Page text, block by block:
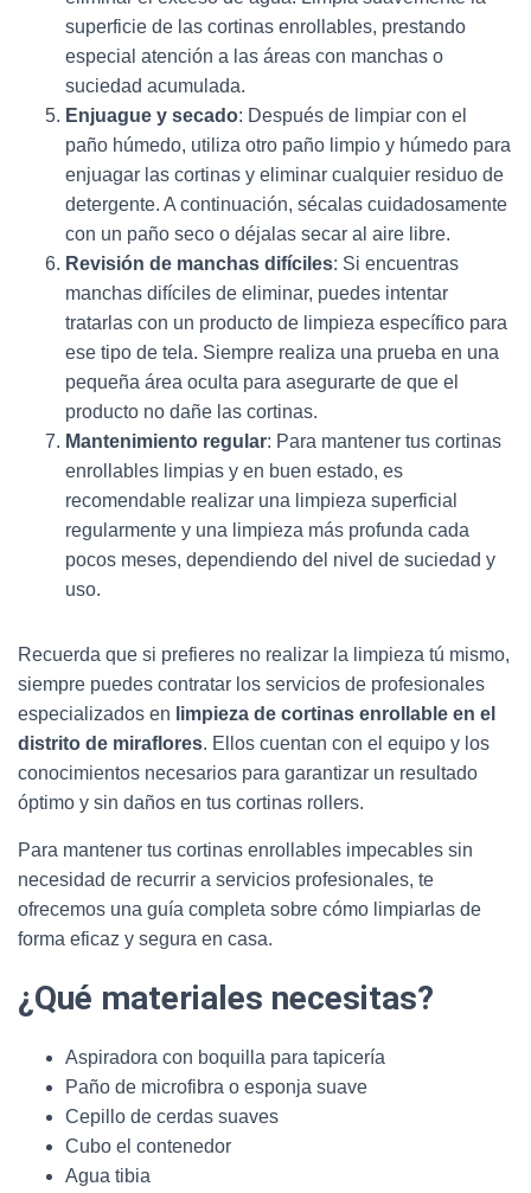
superficie de las cortinas enrollables, prestando
especial atención a las áreas con manchas o
suciedad acumulada.
Enjuague y secado: Después de limpiar con el
paño húmedo, utiliza otro paño limpio y húmedo para
enjuagar las cortinas y eliminar cualquier residuo de
detergente. A continuación, sécalas cuidadosamente
con un paño seco o déjalas secar al aire libre.
Revisión de manchas difíciles: Si encuentras
manchas difíciles de eliminar, puedes intentar
tratarlas con un producto de limpieza específico para
ese tipo de tela. Siempre realiza una prueba en una
pequeña área oculta para asegurarte de que el
producto no dañe las cortinas.
Mantenimiento regular: Para mantener tus cortinas
enrollables limpias y en buen estado, es
recomendable realizar una limpieza superficial
regularmente y una limpieza más profunda cada
pocos meses, dependiendo del nivel de suciedad y
uso.
Recuerda que si prefieres no realizar la limpieza tú mismo,
siempre puedes contratar los servicios de profesionales
especializados en limpieza de cortinas enrollable en el
distrito de miraflores. Ellos cuentan con el equipo y los
conocimientos necesarios para garantizar un resultado
óptimo y sin daños en tus cortinas rollers.
Para mantener tus cortinas enrollables impecables sin
necesidad de recurrir a servicios profesionales, te
ofrecemos una guía completa sobre cómo limpiarlas de
forma eficaz y segura en casa.
¿Qué materiales necesitas?
Aspiradora con boquilla para tapicería
Paño de microfibra o esponja suave
Cepillo de cerdas suaves
Cubo el contenedor
Agua tibia